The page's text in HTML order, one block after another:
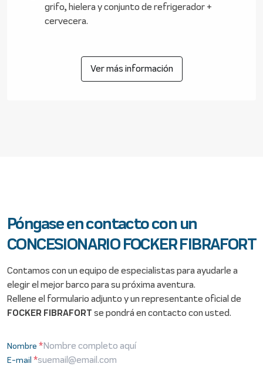
grifo, hielera y conjunto de refrigerador +
cervecera.
Ver más información
Póngase en contacto con un
CONCESIONARIO FOCKER FIBRAFORT
Contamos con un equipo de especialistas para ayudarle a
elegir el mejor barco para su próxima aventura.
Rellene el formulario adjunto y un representante oficial de
FOCKER FIBRAFORT se pondrá en contacto con usted.
Nombre *
E-mail *